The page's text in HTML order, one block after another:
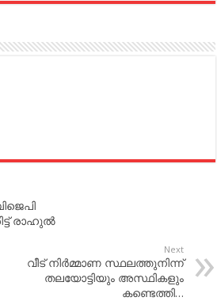
രാഹുൽ
Next
വീട് നിർമ്മാണ സ്ഥലത്തുനിന്ന്
തലയോട്ടിയും അസ്ഥികളും
കണ്ടെത്തി…